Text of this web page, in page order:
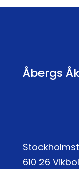
Åbergs
610 26